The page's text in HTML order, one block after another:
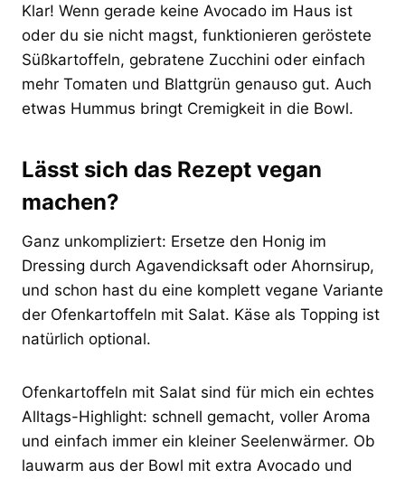
Klar! Wenn gerade keine Avocado im Haus ist
oder du sie nicht magst, funktionieren geröstete
Süßkartoffeln, gebratene Zucchini oder einfach
mehr Tomaten und Blattgrün genauso gut. Auch
etwas Hummus bringt Cremigkeit in die Bowl.
Lässt sich das Rezept vegan
machen?
Ganz unkompliziert: Ersetze den Honig im
Dressing durch Agavendicksaft oder Ahornsirup,
und schon hast du eine komplett vegane Variante
der Ofenkartoffeln mit Salat. Käse als Topping ist
natürlich optional.
Ofenkartoffeln mit Salat sind für mich ein echtes
Alltags-Highlight: schnell gemacht, voller Aroma
und einfach immer ein kleiner Seelenwärmer. Ob
lauwarm aus der Bowl mit extra Avocado und